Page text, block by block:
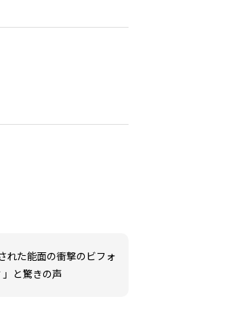
れた能面の衝撃のビフォ
と驚きの声